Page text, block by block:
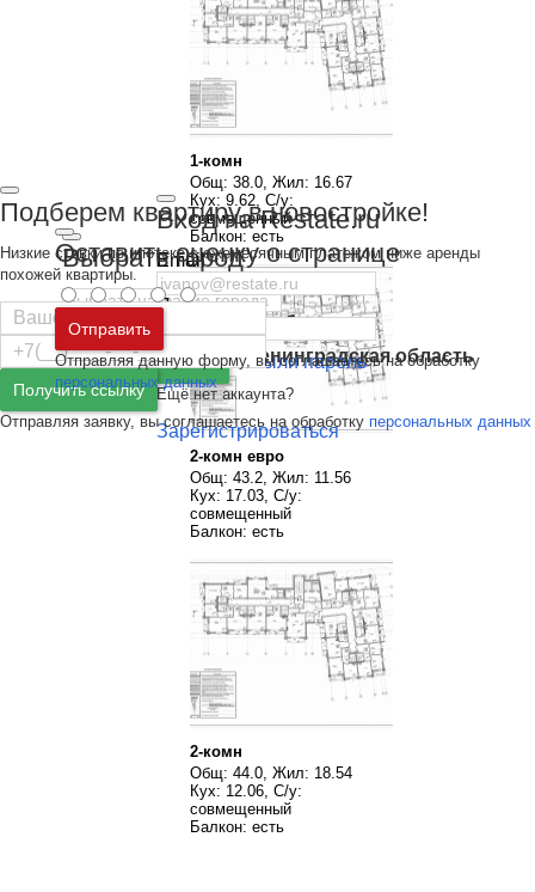
Выбрать город
Москва и
Московская область
Санкт-Петербург иЛенинградская область
Вход на Restate.ru
Email
Пароль
Войти Забыли пароль
Ещё нет аккаунта?
Зарегистрироваться
1-комн
Общ: 38.0, Жил: 16.67
Кух: 9.62, С/у:
совмещенный
Балкон: есть
2-комн евро
Общ: 43.2, Жил: 11.56
Кух: 17.03, С/у:
совмещенный
Балкон: есть
2-комн
Общ: 44.0, Жил: 18.54
Кух: 12.06, С/у:
совмещенный
Балкон: есть
Подберем квартиру в новостройке!
Низкие ставки по ипотеке с ежемесячным платежом ниже аренды
похожей квартиры.
Получить ссылку
Отправляя заявку, вы соглашаетесь на обработку персональных данных
Оставить оценку о странице
Отправить
Отправляя данную форму, вы соглашаетесь на обработку
персональных данных